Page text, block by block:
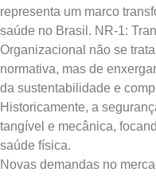
representa um marco
saúde no Brasil. NR-1:
Organizacional não se
normativa, mas de
da sustentabilidade e
Historicamente, a
tangível e mecânica,
saúde física.
Novas demandas no